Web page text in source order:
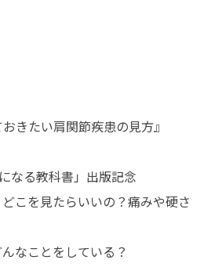
きたい肩関節疾患の見方』
なる教科書」出版記念
こを見たらいいの？痛みや硬さ
なことをしている？